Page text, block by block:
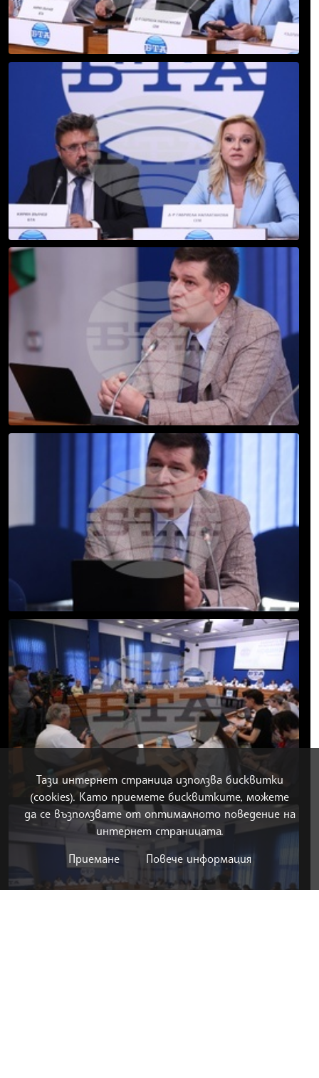
Тази интернет страница използва бисквитки
(cookies). Като приемете бисквитките, можете
да се възползвате от оптималното поведение на
интернет страницата.
Приемане
Повече информация